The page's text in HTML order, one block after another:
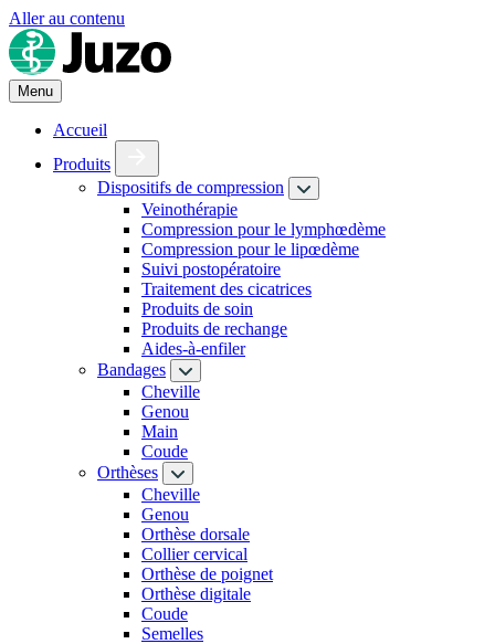
Aller au contenu
Menu
Accueil
Produits
Dispositifs de compression
Veinothérapie
Compression pour le lymphœdème
Compression pour le lipœdème
Suivi postopératoire
Traitement des cicatrices
Produits de soin
Produits de rechange
Aides-à-enfiler
Bandages
Cheville
Genou
Main
Coude
Orthèses
Cheville
Genou
Orthèse dorsale
Collier cervical
Orthèse de poignet
Orthèse digitale
Coude
Semelles